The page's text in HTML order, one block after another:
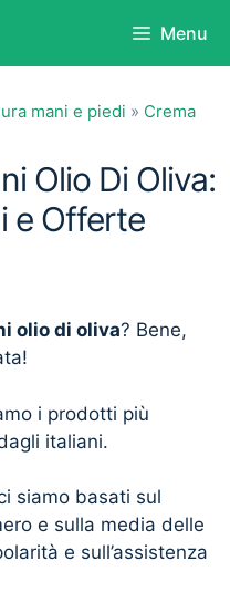
Menu
mani e piedi » Crema
Olio Di Oliva:
e Offerte
olio di oliva? Bene,
i prodotti più
italiani.
siamo basati sul
e sulla media delle
e sull’assistenza